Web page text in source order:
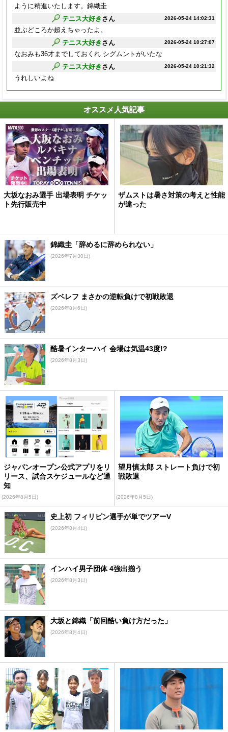
ように精進いたします。錦織圭
2026-05-24 14:02:31
テニス大好き さん
並ぶどころか超えちゃったよ。
2026-05-24 10:27:07
テニス大好き さん
なおみも36才までしておくれ シグムントがいたな
2026-05-24 10:21:32
テニス大好き さん
うれしいよね
オススメ人気記事
大坂なおみ選手 出場表明 チケッ
ト先行販売中
ザムストは暑さ対策の考えと性能
が違った
錦織圭「辞めるに辞められない」
(2026年7月30日)
ズベレフ まさかの逆転負けで初戦敗退
(2026年8月6日)
酷暑インターハイ 会場は気温43度!?
(2026年8月3日)
ジャパンオープン公式アプリをリ
リース、試合スケジュールなど通
知
(2026年8月5日)
望月慎太郎 ストレート負けで初
戦敗退
(2026年8月5日)
史上初 フィリピン選手が単でツアーV
(2026年8月4日)
インハイ男子団体 4強出揃う
(2026年8月3日)
大坂と錦織「前回酷い負け方だった」
(2026年8月4日)